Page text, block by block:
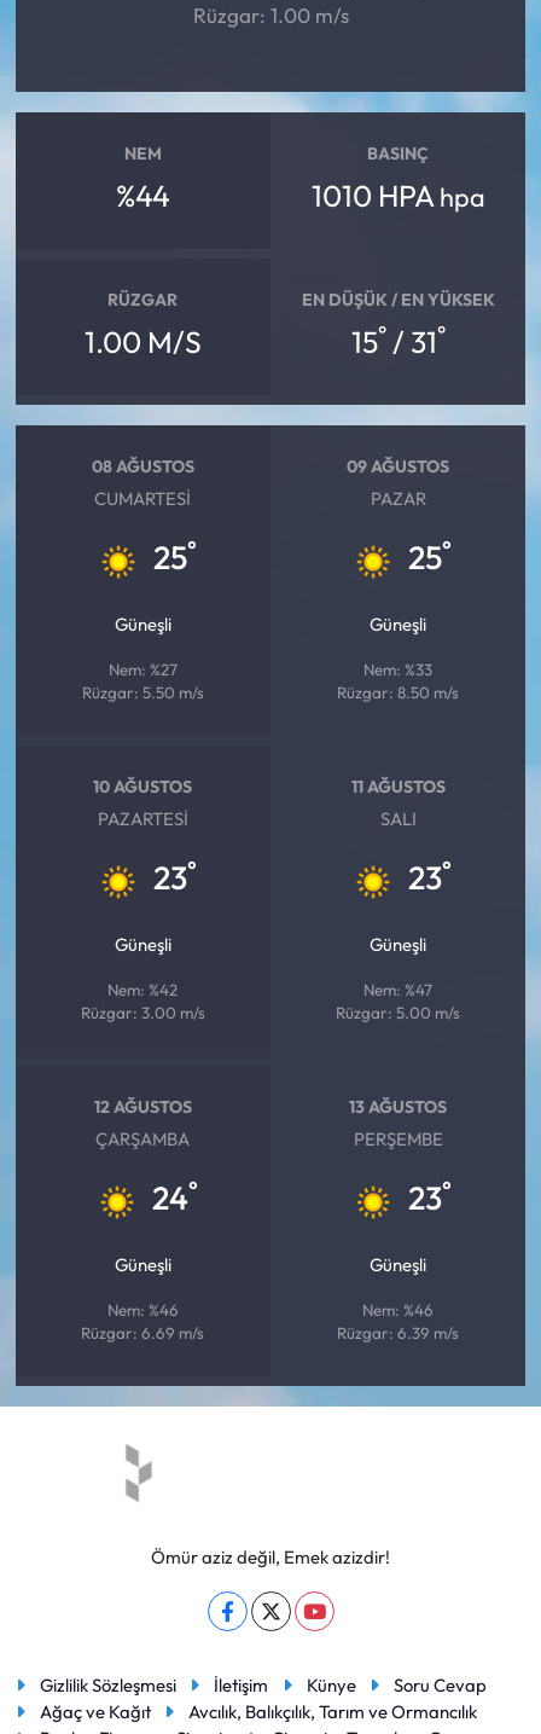
Rüzgar: 1.00 m/s
NEM
%44
BASINÇ
1010 HPA hpa
RÜZGAR
1.00 M/S
EN DÜŞÜK / EN YÜKSEK
15°/ 31°
08 AĞUSTOS
CUMARTESI
25°
Güneşli
Nem: %27
Rüzgar: 5.50 m/s
09 AĞUSTOS
PAZAR
25°
Güneşli
Nem: %33
Rüzgar: 8.50 m/s
10 AĞUSTOS
PAZARTESI
23°
Güneşli
Nem: %42
Rüzgar: 3.00 m/s
11 AĞUSTOS
SALI
23°
Güneşli
Nem: %47
Rüzgar: 5.00 m/s
12 AĞUSTOS
ÇARŞAMBA
24°
Güneşli
Nem: %46
Rüzgar: 6.69 m/s
13 AĞUSTOS
PERŞEMBE
23°
Güneşli
Nem: %46
Rüzgar: 6.39 m/s
Ömür aziz değil, Emek azizdir!
Gizlilik Sözleşmesi İletişim Künye
Soru Cevap
Ağaç ve Kağıt
Avcılık, Balıkçılık, Tarım ve Ormancılık